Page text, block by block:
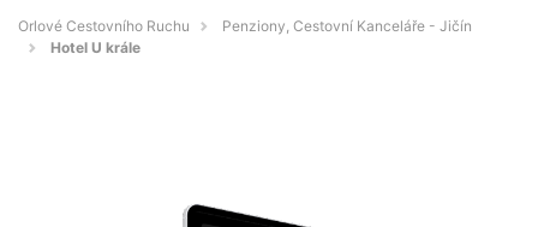
Orlové Cestovního Ruchu
Penziony, Cestovní Kanceláře - Jičín
Hotel U krále